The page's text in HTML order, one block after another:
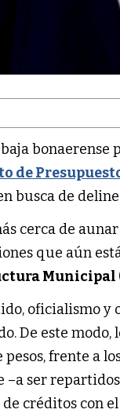
bonaerense
de
busca de
cerca de
que aún
Municipal
oficialismo
De este modo,
pesos, frente a
–a ser
créditos con